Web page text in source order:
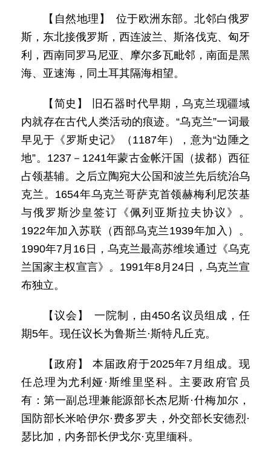
【自然地理】 位于欧洲东部。北邻白俄罗
斯，东北接俄罗斯，西连波兰、斯洛伐克、匈牙
利，西南同罗马尼亚、摩尔多瓦毗邻，南面是黑
海、亚速海，同土耳其隔海相望。
【简史】 旧石器时代早期，乌克兰现疆域
内就存在古代人类活动的痕迹。“乌克兰”一词最
早见于《罗斯史记》（1187年），意为“边陲之
地”。1237－1241年蒙古金帐汗国（拔都）西征
占领基辅。之后立陶宛大公国和波兰先后统治乌
克兰。1654年乌克兰哥萨克首领赫梅利尼茨基
与俄罗斯沙皇签订《佩列亚斯拉夫协议》。
1922年加入苏联（西部乌克兰1939年加入）。
1990年7月16日，乌克兰最高苏维埃通过《乌克
兰国家主权宣言》。1991年8月24日，乌克兰宣
布独立。
【议会】 一院制，由450名议员组成，任
期5年。现任议长为鲁斯兰·斯特凡丘克。
【政府】 本届政府于2025年7月组成。现
任总理为尤利娅·斯维里坚科。主要政府官员
有：第一副总理兼能源部长杰尼斯·什梅加尔，
国防部长米哈伊尔·费多罗夫，外交部长安德烈·
瑟比加，内务部长伊戈尔·克里缅科。